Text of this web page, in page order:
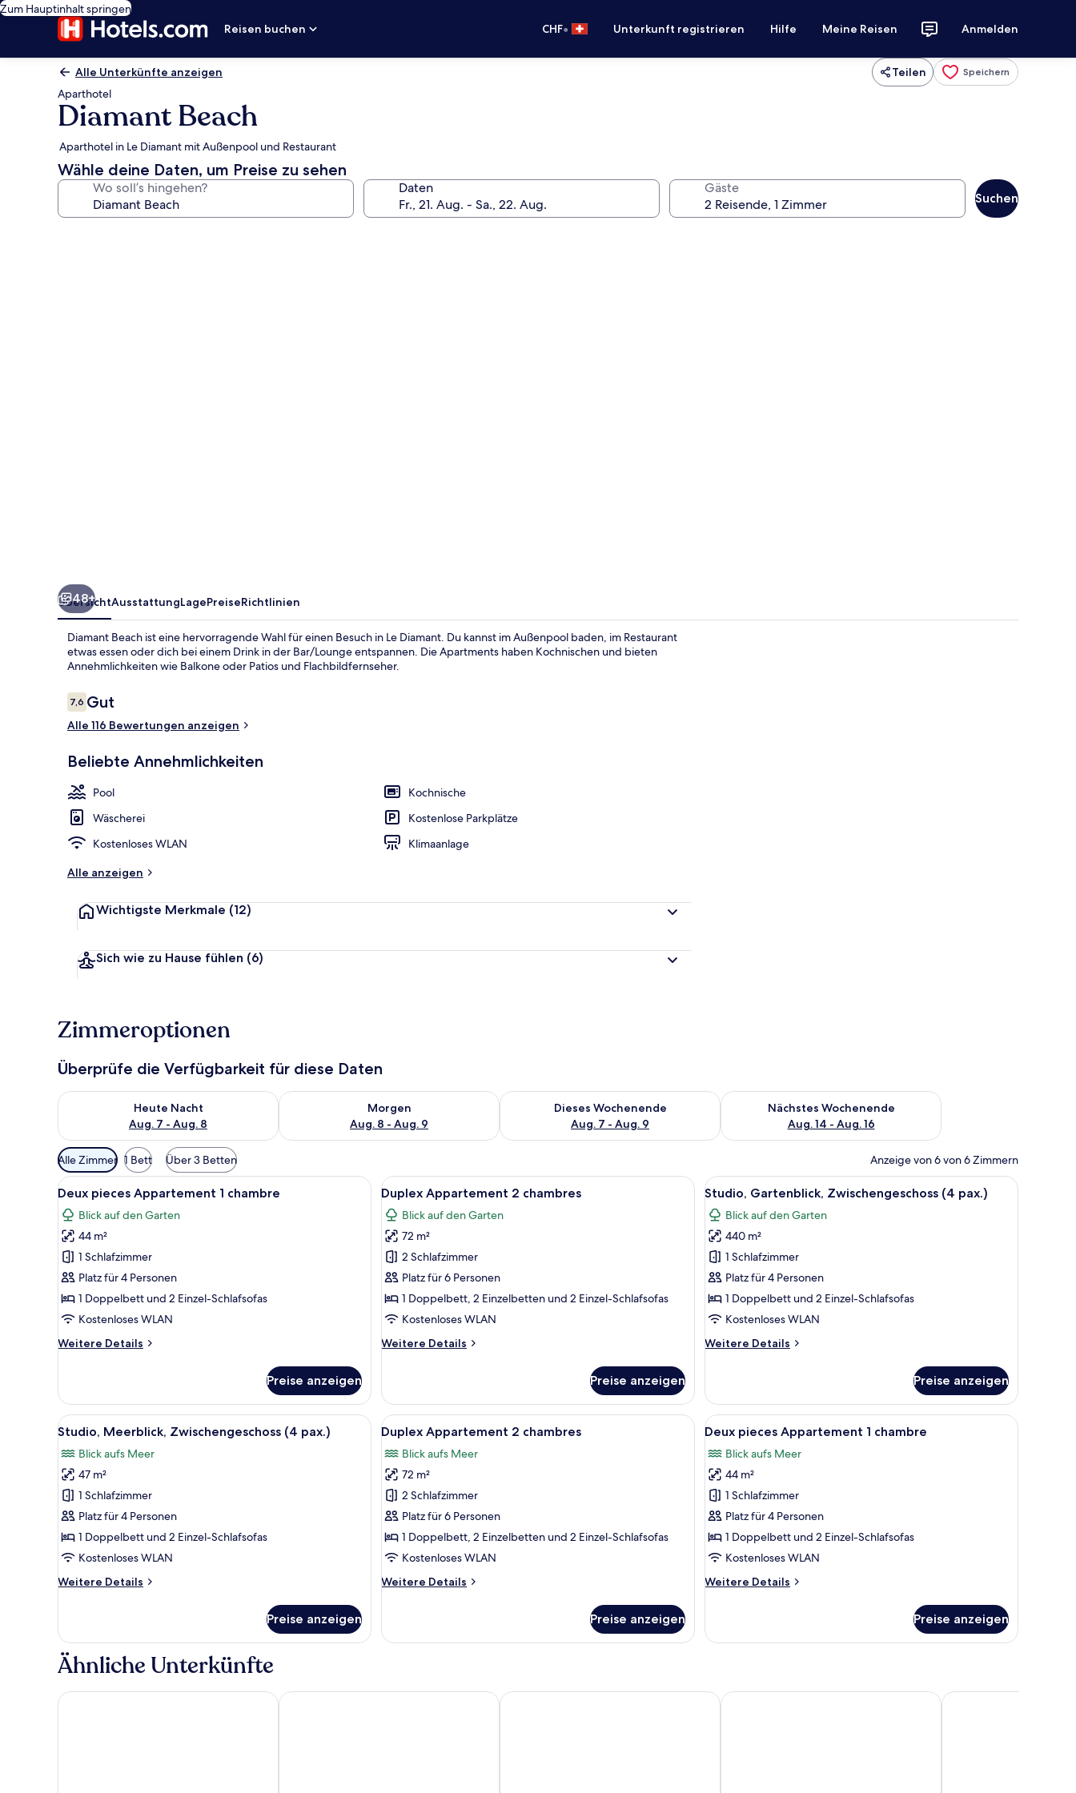
Zum Hauptinhalt springen
Reisen buchen
CHF• Unterkunft registrieren Hilfe Meine Reisen Anmelden
Alle Unterkünfte anzeigen Teilen Speichern
Aparthotel
Diamant Beach
Aparthotel in Le Diamant mit Außenpool und Restaurant
Wähle deine Daten, um Preise zu sehen
Wo soll’s hingehen? Daten Gäste
Suchen
48+
ÜbersichtAusstattungLagePreiseRichtlinien
Diamant Beach ist eine hervorragende Wahl für einen Besuch in Le Diamant. Du kannst im Außenpool baden, im Restaurant
etwas essen oder dich bei einem Drink in der Bar/Lounge entspannen. Die Apartments haben Kochnischen und bieten
Annehmlichkeiten wie Balkone oder Patios und Flachbildfernseher.
Bewertungen
7,67,6 von 10.
Gut
Alle 116 Bewertungen anzeigen
Beliebte Annehmlichkeiten
Pool
Kochnische
Wäscherei
Kostenlose Parkplätze
Kostenloses WLAN
Klimaanlage
Alle anzeigen
Wichtigste Merkmale (12)
Sich wie zu Hause fühlen (6)
Zimmeroptionen
Überprüfe die Verfügbarkeit für diese Daten
Heute Nacht
Aug. 7 - Aug. 8
Überprüfe die Verfügbarkeit für heute Nacht, Aug. 7 - Aug. 8.
Morgen
Aug. 8 - Aug. 9
Überprüfe die Verfügbarkeit für morgen, Aug. 8 - Aug. 9.
Dieses Wochenende
Aug. 7 - Aug. 9
Überprüfe die Verfügbarkeit für dieses Wochenende, Aug. 7 - Aug. 9.
Nächstes Wochenende
Aug. 14 - Aug. 16
Überprüfe die Verfügbarkeit für nächstes Wochenende, Aug.
Verfügbare
Filter
für
Zimmer
Alle Zimmer 1 Bett Über 3 Betten Anzeige von 6 von 6 Zimmern
Alle
Fotos
für
Deux
pieces
Appartement
1
chambre
Ein Wohnzimmer mit einer Sofagarnitur, einem kleinen Tisch und einem Fernseher.
11
Deux pieces Appartement 1 chambre
Blick auf den Garten
44 m²
1 Schlafzimmer
Platz für 4 Personen
1 Doppelbett und 2 Einzel-Schlafsofas
Kostenloses WLAN
Weitere Details
Weitere
pieces
Appartement
1
Preise anzeigen
Alle
Fotos
für
Duplex
Appartement
2
chambres
anzeigen
Ein Wohnzimmer mit einer Sofagarnitur, einem Sessel, einem kleinen Tisch und einer Treppe.
11
Duplex Appartement 2 chambres
Blick auf den Garten
72 m²
2 Schlafzimmer
Platz für 6 Personen
1 Doppelbett, 2 Einzelbetten und 2 Einzel-Schlafsofas
Kostenloses WLAN
Weitere Details
Weitere
Appartement
chambres
Preise anzeigen
Alle
Fotos
für
Studio,
Gartenblick,
Zwischengeschoss
(4
pax.)
Ein geräumiges Wohnzimmer mit Treppe,
8
Studio, Gartenblick, Zwischengeschoss (4 pax.)
Blick auf den Garten
440 m²
1 Schlafzimmer
Platz für 4 Personen
1 Doppelbett und 2 Einzel-Schlafsofas
Kostenloses WLAN
Weitere Details
Weitere
Gartenblick,
Zwischengeschoss
(4
Preise anzeigen
Alle
Fotos
für
Studio,
Meerblick,
Zwischengeschoss
(4
pax.)
Ein Balkon mit Tisch und Stühlen, mit Blick auf ein türkisfarbenes Meer und eine entfernte Insel.
10
Studio, Meerblick, Zwischengeschoss (4 pax.)
Blick aufs Meer
47 m²
1 Schlafzimmer
Platz für 4 Personen
1 Doppelbett und 2 Einzel-Schlafsofas
Kostenloses WLAN
Weitere Details
Weitere
Meerblick,
Zwischengeschoss
(4
Preise anzeigen
Alle
Fotos
für
Duplex
Appartement
2
chambres
anzeigen
Ein Balkon mit weißen Plastikstühlen und einem Tisch, der auf einen Pool und Palmen blickt.
14
Duplex Appartement 2 chambres
Blick aufs Meer
72 m²
2 Schlafzimmer
Platz für 6 Personen
1 Doppelbett, 2 Einzelbetten und 2 Einzel-Schlafsofas
Kostenloses WLAN
Weitere Details
Weitere
Appartement
Preise anzeigen
Alle
Fotos
für
Deux
pieces
Appartement
1
chambre
Ein Hotelzimmer mit Balkon, einem Bett,
14
Deux pieces Appartement 1 chambre
Blick aufs Meer
44 m²
1 Schlafzimmer
Platz für 4 Personen
1 Doppelbett und 2 Einzel-Schlafsofas
Kostenloses WLAN
Weitere Details
Weitere
pieces
Preise anzeigen
Ähnliche Unterkünfte
Diamant les Bains Résidence HôtelièreLe Village de la Pointe Village St Luce Pierre & Vacances Suites Diamond Paradise Hôtel Le Courbaril